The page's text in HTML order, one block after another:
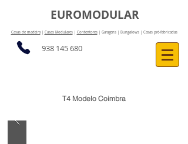
EUROMODULAR
Casas de madeira| Casas Modulares| Contentores| Garagens | Bungalows | Casas pré-fabricadas
938 145 680
T4 Modelo Coimbra